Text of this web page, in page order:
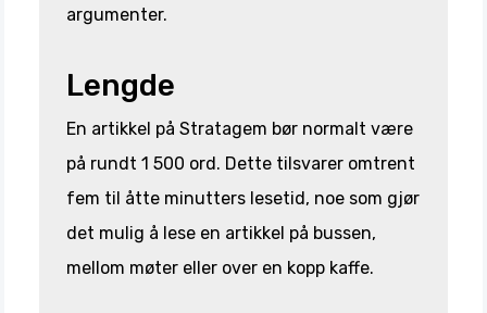
argumenter.
Lengde
En artikkel på Stratagem bør normalt være
på rundt 1 500 ord. Dette tilsvarer omtrent
fem til åtte minutters lesetid, noe som gjør
det mulig å lese en artikkel på bussen,
mellom møter eller over en kopp kaffe.